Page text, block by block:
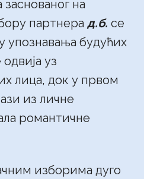
на
партнера д.б. се
упознавања будућих
уз
лица, док у првом
из личне
романтичне
изборима дуго